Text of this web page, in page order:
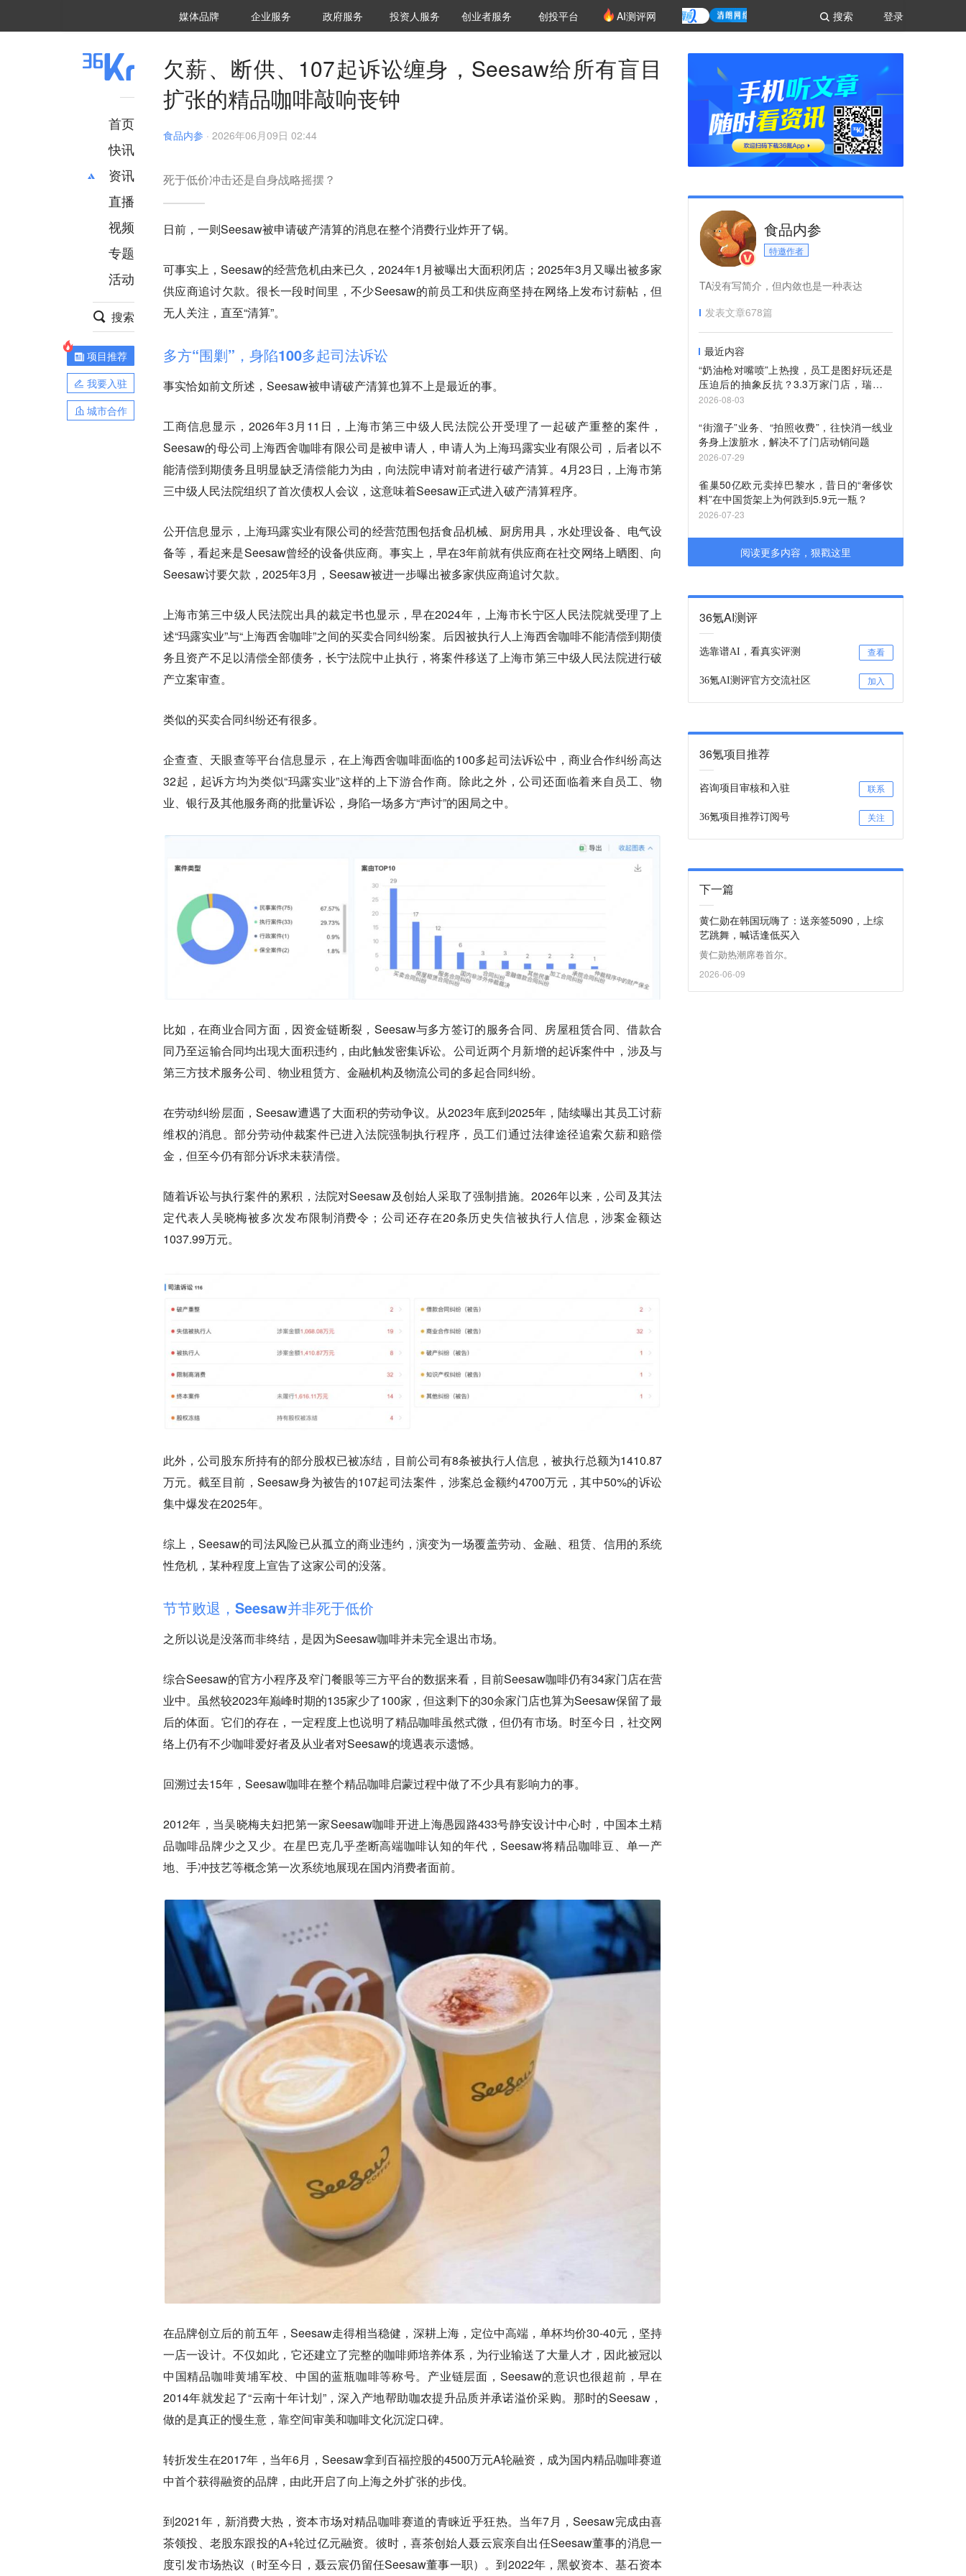
登录
搜索
媒体品牌 36Kr研究院
企业服务 城市之窗
政府服务 VClub投资机构库
投资机构职位推介
投资人服务 创投氪堂
创业者服务 创投平台 AI测评网
首页
快讯
资讯
推荐
财经
项目推荐
安徽
直播
视频
专题
活动
搜索
项目推荐
我要入驻
城市合作
欠薪、断供、107起诉讼缠身，Seesaw给所有盲目
扩张的精品咖啡敲响丧钟
食品内参 · 2026年06月09日 02:44
死于低价冲击还是自身战略摇摆？
日前，一则Seesaw被申请破产清算的消息在整个消费行业炸开了锅。
可事实上，Seesaw的经营危机由来已久，2024年1月被曝出大面积闭店；2025年3月又曝出被多家
供应商追讨欠款。很长一段时间里，不少Seesaw的前员工和供应商坚持在网络上发布讨薪帖，但
无人关注，直至“清算”。
多方“围剿”，身陷100多起司法诉讼
事实恰如前文所述，Seesaw被申请破产清算也算不上是最近的事。
工商信息显示，2026年3月11日，上海市第三中级人民法院公开受理了一起破产重整的案件，
Seesaw的母公司上海西舍咖啡有限公司是被申请人，申请人为上海玛露实业有限公司，后者以不
能清偿到期债务且明显缺乏清偿能力为由，向法院申请对前者进行破产清算。4月23日，上海市第
三中级人民法院组织了首次债权人会议，这意味着Seesaw正式进入破产清算程序。
公开信息显示，上海玛露实业有限公司的经营范围包括食品机械、厨房用具，水处理设备、电气设
备等，看起来是Seesaw曾经的设备供应商。事实上，早在3年前就有供应商在社交网络上晒图、向
Seesaw讨要欠款，2025年3月，Seesaw被进一步曝出被多家供应商追讨欠款。
上海市第三中级人民法院出具的裁定书也显示，早在2024年，上海市长宁区人民法院就受理了上
述“玛露实业”与“上海西舍咖啡”之间的买卖合同纠纷案。后因被执行人上海西舍咖啡不能清偿到期债
务且资产不足以清偿全部债务，长宁法院中止执行，将案件移送了上海市第三中级人民法院进行破
产立案审查。
类似的买卖合同纠纷还有很多。
企查查、天眼查等平台信息显示，在上海西舍咖啡面临的100多起司法诉讼中，商业合作纠纷高达
32起，起诉方均为类似“玛露实业”这样的上下游合作商。除此之外，公司还面临着来自员工、物
业、银行及其他服务商的批量诉讼，身陷一场多方“声讨”的困局之中。
比如，在商业合同方面，因资金链断裂，Seesaw与多方签订的服务合同、房屋租赁合同、借款合
同乃至运输合同均出现大面积违约，由此触发密集诉讼。公司近两个月新增的起诉案件中，涉及与
第三方技术服务公司、物业租赁方、金融机构及物流公司的多起合同纠纷。
在劳动纠纷层面，Seesaw遭遇了大面积的劳动争议。从2023年底到2025年，陆续曝出其员工讨薪
维权的消息。部分劳动仲裁案件已进入法院强制执行程序，员工们通过法律途径追索欠薪和赔偿
金，但至今仍有部分诉求未获清偿。
随着诉讼与执行案件的累积，法院对Seesaw及创始人采取了强制措施。2026年以来，公司及其法
定代表人吴晓梅被多次发布限制消费令；公司还存在20条历史失信被执行人信息，涉案金额达
1037.99万元。
此外，公司股东所持有的部分股权已被冻结，目前公司有8条被执行人信息，被执行总额为1410.87
万元。截至目前，Seesaw身为被告的107起司法案件，涉案总金额约4700万元，其中50%的诉讼
集中爆发在2025年。
综上，Seesaw的司法风险已从孤立的商业违约，演变为一场覆盖劳动、金融、租赁、信用的系统
性危机，某种程度上宣告了这家公司的没落。
节节败退，Seesaw并非死于低价
之所以说是没落而非终结，是因为Seesaw咖啡并未完全退出市场。
综合Seesaw的官方小程序及窄门餐眼等三方平台的数据来看，目前Seesaw咖啡仍有34家门店在营
业中。虽然较2023年巅峰时期的135家少了100家，但这剩下的30余家门店也算为Seesaw保留了最
后的体面。它们的存在，一定程度上也说明了精品咖啡虽然式微，但仍有市场。时至今日，社交网
络上仍有不少咖啡爱好者及从业者对Seesaw的境遇表示遗憾。
回溯过去15年，Seesaw咖啡在整个精品咖啡启蒙过程中做了不少具有影响力的事。
2012年，当吴晓梅夫妇把第一家Seesaw咖啡开进上海愚园路433号静安设计中心时，中国本土精
品咖啡品牌少之又少。在星巴克几乎垄断高端咖啡认知的年代，Seesaw将精品咖啡豆、单一产
地、手冲技艺等概念第一次系统地展现在国内消费者面前。
在品牌创立后的前五年，Seesaw走得相当稳健，深耕上海，定位中高端，单杯均价30-40元，坚持
一店一设计。不仅如此，它还建立了完整的咖啡师培养体系，为行业输送了大量人才，因此被冠以
中国精品咖啡黄埔军校、中国的蓝瓶咖啡等称号。产业链层面，Seesaw的意识也很超前，早在
2014年就发起了“云南十年计划”，深入产地帮助咖农提升品质并承诺溢价采购。那时的Seesaw，
做的是真正的慢生意，靠空间审美和咖啡文化沉淀口碑。
转折发生在2017年，当年6月，Seesaw拿到百福控股的4500万元A轮融资，成为国内精品咖啡赛道
中首个获得融资的品牌，由此开启了向上海之外扩张的步伐。
到2021年，新消费大热，资本市场对精品咖啡赛道的青睐近乎狂热。当年7月，Seesaw完成由喜
茶领投、老股东跟投的A+轮过亿元融资。彼时，喜茶创始人聂云宸亲自出任Seesaw董事的消息一
度引发市场热议（时至今日，聂云宸仍留任Seesaw董事一职）。到2022年，黑蚁资本、基石资本
食品内参
特邀作者
TA没有写简介，但内敛也是一种表达
发表文章678篇
最近内容
“奶油枪对嘴喷”上热搜，员工是图好玩还是
压迫后的抽象反抗？3.3万家门店，瑞幸还
管得过来吗？
2026-08-03
“街溜子”业务、“拍照收费”，往快消一线业
务身上泼脏水，解决不了门店动销问题
2026-07-29
雀巢50亿欧元卖掉巴黎水，昔日的“奢侈饮
料”在中国货架上为何跌到5.9元一瓶？
2026-07-23
阅读更多内容，狠戳这里
36氪AI测评
选靠谱AI，看真实评测 查看
36氪AI测评官方交流社区 加入
36氪项目推荐
咨询项目审核和入驻 联系
36氪项目推荐订阅号 关注
下一篇
黄仁勋在韩国玩嗨了：送亲签5090，上综
艺跳舞，喊话逢低买入
黄仁勋热潮席卷首尔。
2026-06-09